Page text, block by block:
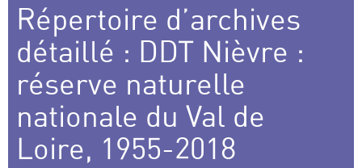
Répertoire d’archives
détaillé : DDT Nièvre :
réserve naturelle
nationale du Val de
Loire, 1955-2018